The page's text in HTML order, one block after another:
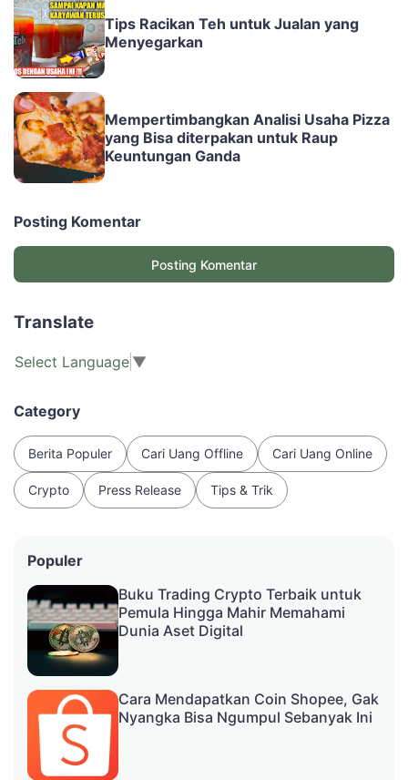
Tips Racikan Teh untuk Jualan yang
Menyegarkan
Mempertimbangkan Analisi Usaha Pizza
yang Bisa diterpakan untuk Raup
Keuntungan Ganda
Posting Komentar
Posting Komentar
Translate
Select Language ▼
Category
Berita Populer Cari Uang Offline Cari Uang Online
Crypto Press Release Tips & Trik
Populer
Buku Trading Crypto Terbaik untuk
Pemula Hingga Mahir Memahami
Dunia Aset Digital
Cara Mendapatkan Coin Shopee, Gak
Nyangka Bisa Ngumpul Sebanyak Ini